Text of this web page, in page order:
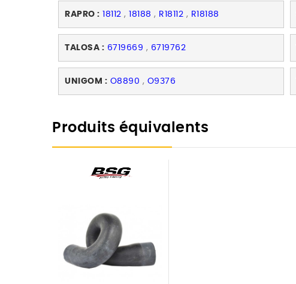
RAPRO : 18112 , 18188 , R18112 , R18188
TALOSA : 6719669 , 6719762
UNIGOM : O8890 , O9376
Produits équivalents